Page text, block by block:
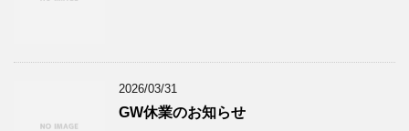
2026/03/31
GW休業のお知らせ